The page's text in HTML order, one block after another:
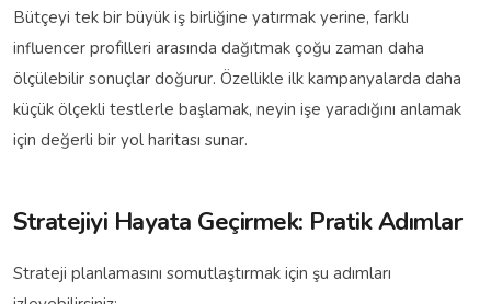
Bütçeyi tek bir büyük iş birliğine yatırmak yerine, farklı
influencer profilleri arasında dağıtmak çoğu zaman daha
ölçülebilir sonuçlar doğurur. Özellikle ilk kampanyalarda daha
küçük ölçekli testlerle başlamak, neyin işe yaradığını anlamak
için değerli bir yol haritası sunar.
Stratejiyi Hayata Geçirmek: Pratik Adımlar
Strateji planlamasını somutlaştırmak için şu adımları